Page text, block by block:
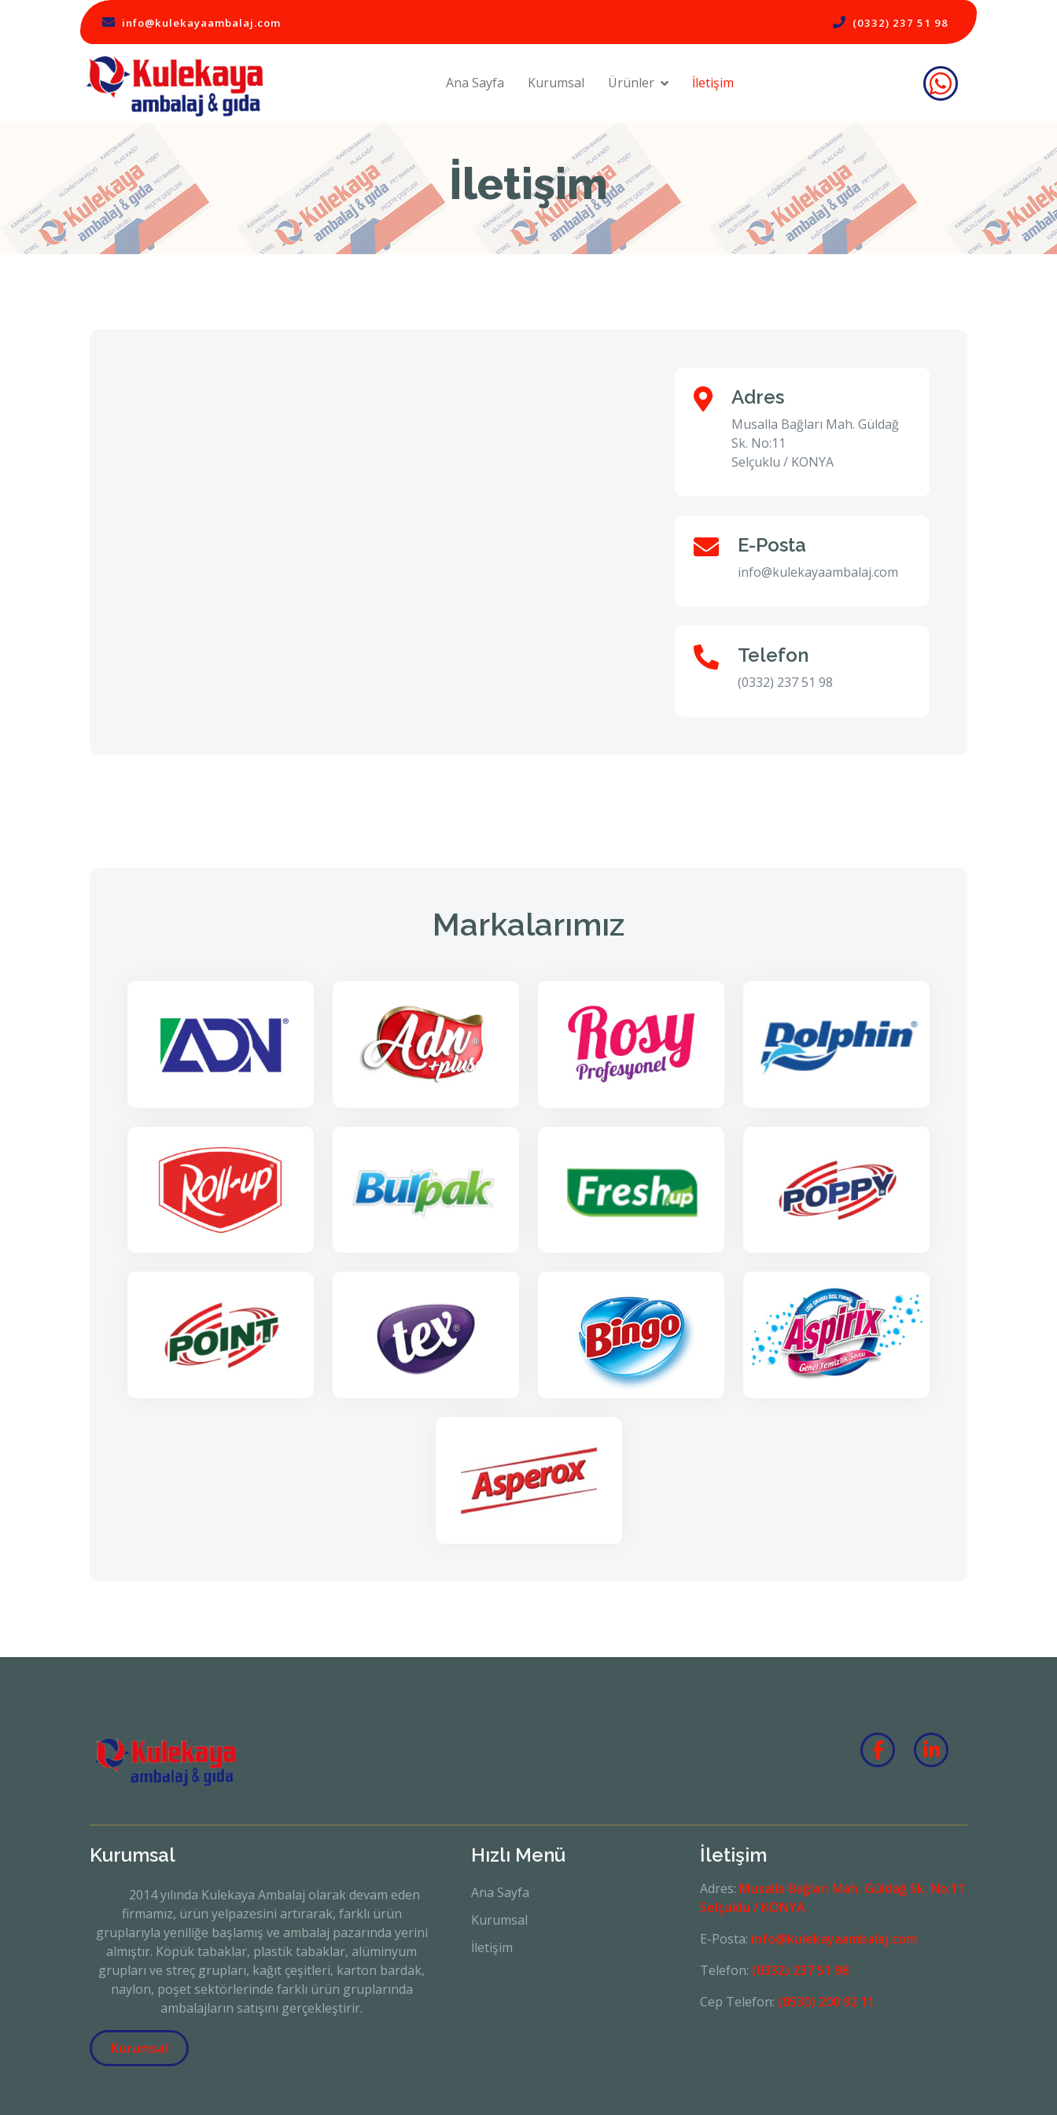
info@kulekayaambalaj.com (0332) 237 51 98
Ana Sayfa Kurumsal Ürünler İletişim
İletişim
Adres
Musalla Bağları Mah. Güldağ
Sk. No:11
Selçuklu / KONYA
E-Posta
info@kulekayaambalaj.com
Telefon
(0332) 237 51 98
Markalarımız
Kurumsal
2014 yılında Kulekaya Ambalaj olarak devam eden
firmamız, ürün yelpazesini artırarak, farklı ürün
gruplarıyla yeniliğe başlamış ve ambalaj pazarında yerini
almıştır. Köpük tabaklar, plastik tabaklar, alüminyum
grupları ve streç grupları, kağıt çeşitleri, karton bardak,
naylon, poşet sektörlerinde farklı ürün gruplarında
ambalajların satışını gerçekleştirir.
Kurumsal
Hızlı Menü
Ana Sayfa
Kurumsal
İletişim
İletişim
Adres: Musalla Bağları Mah. Güldağ Sk. No:11
Selçuklu / KONYA
E-Posta: info@kulekayaambalaj.com
Telefon: (0332) 237 51 98
Cep Telefon: (0530) 200 92 11